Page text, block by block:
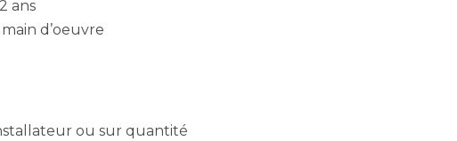
ans
d’oeuvre
ou sur quantité